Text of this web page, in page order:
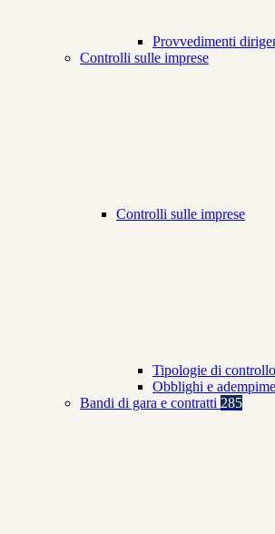
Provvedimenti
Controlli sulle imprese
Controlli sulle imprese
Tipologie di controllo
Obblighi e
Bandi di gara e contratti 285